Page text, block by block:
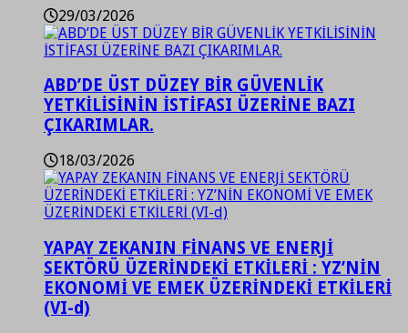
29/03/2026
ABD’DE ÜST DÜZEY BİR GÜVENLİK
YETKİLİSİNİN İSTİFASI ÜZERİNE BAZI
ÇIKARIMLAR.
18/03/2026
YAPAY ZEKANIN FİNANS VE ENERJİ
SEKTÖRÜ ÜZERİNDEKİ ETKİLERİ : YZ’NİN
EKONOMİ VE EMEK ÜZERİNDEKİ ETKİLERİ
(VI-d)